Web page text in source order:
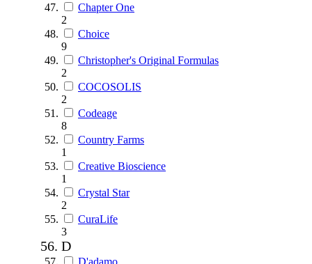
Chapter One
2
Choice
9
Christopher's Original Formulas
2
COCOSOLIS
2
Codeage
8
Country Farms
1
Creative Bioscience
1
Crystal Star
2
CuraLife
3
D
D'adamo